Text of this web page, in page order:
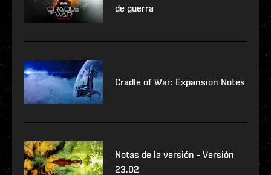
de guerra
Cradle of War: Expansion Notes
Notas de la versión - Versión
23.02